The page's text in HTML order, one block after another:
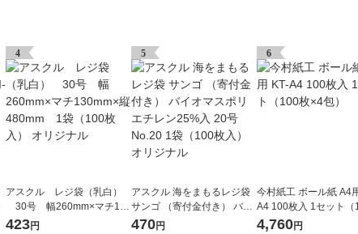
4
アスクル レジ袋（乳白）
30号 幅260mm×マチ130
mm×縦480mm 1袋（100
423円
5
アスクル 海をまもるレジ袋
サンゴ （寄付金付き） バイ
オマスポリエチレン25%入 2
470円
6
今村紙工 ボール紙 A4
A4 100枚入 1セット（
×4包）
4,760円